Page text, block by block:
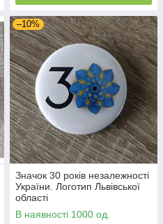
–10%
Значок 30 років незалежності
України. Логотип Львівської
області
В наявності 1000 од.